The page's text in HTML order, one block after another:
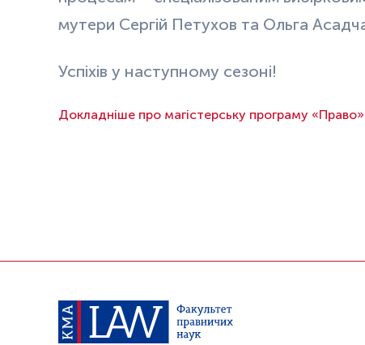
мутери Сергій Петухов та Ольга
Успіхів у наступному сезоні!
Докладніше про магістерську програму «Право»